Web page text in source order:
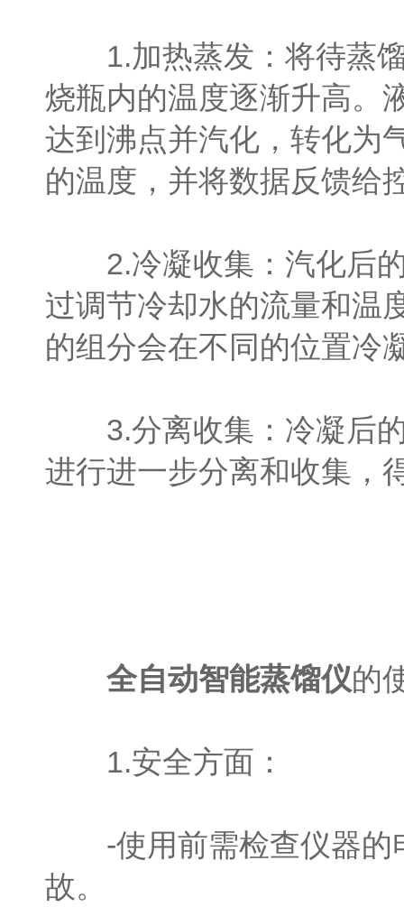
1.加热蒸发：将待蒸馏
烧瓶内的温度逐渐升高。
达到沸点并汽化，转化为
的温度，并将数据反馈给
2.冷凝收集：汽化后的
过调节冷却水的流量和温
的组分会在不同的位置冷
3.分离收集：冷凝后的
进行进一步分离和收集，
全自动智能蒸馏仪的
1.安全方面：
-使用前需检查仪器的
故。